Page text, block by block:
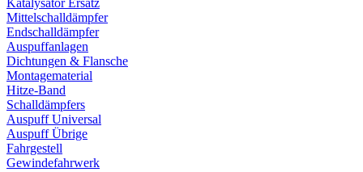
Katalysator Ersatz
Mittelschalldämpfer
Endschalldämpfer
Auspuffanlagen
Dichtungen & Flansche
Montagematerial
Hitze-Band
Schalldämpfers
Auspuff Universal
Auspuff Übrige
Fahrgestell
Gewindefahrwerk